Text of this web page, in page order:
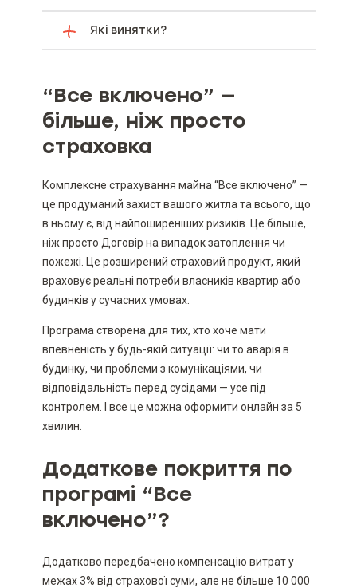
Які винятки?
“Все включено” —
більше, ніж просто
страховка
Комплексне страхування майна “Все включено” —
це продуманий захист вашого житла та всього, що
в ньому є, від найпоширеніших ризиків. Це більше,
ніж просто Договір на випадок затоплення чи
пожежі. Це розширений страховий продукт, який
враховує реальні потреби власників квартир або
будинків у сучасних умовах.
Програма створена для тих, хто хоче мати
впевненість у будь-якій ситуації: чи то аварія в
будинку, чи проблеми з комунікаціями, чи
відповідальність перед сусідами — усе під
контролем. І все це можна оформити онлайн за 5
хвилин.
Додаткове покриття по
програмі “Все
включено”?
Додатково передбачено компенсацію витрат у
межах 3% від страхової суми, але не більше 10 000